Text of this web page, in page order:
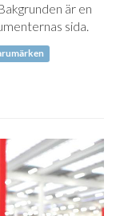
är en
sida.